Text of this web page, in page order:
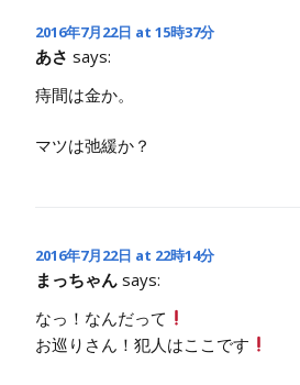
2016年7月22日 at 15時37分
あさ says:
痔間は金か。
マツは弛緩か？
2016年7月22日 at 22時14分
まっちゃん says:
なっ！なんだって
お巡りさん！犯人はここです